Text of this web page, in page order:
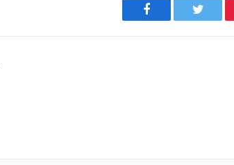
Facebook Twitter